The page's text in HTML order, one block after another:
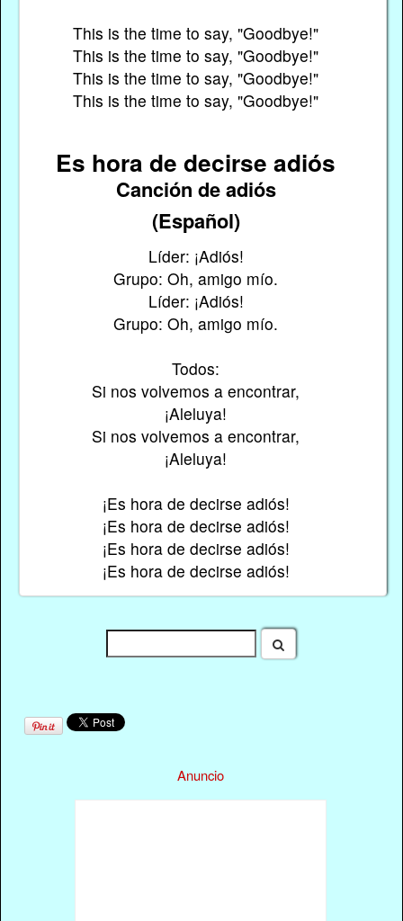
This is the time to say, "Goodbye!"
This is the time to say, "Goodbye!"
This is the time to say, "Goodbye!"
This is the time to say, "Goodbye!"
Es hora de decirse adiós
Canción de adiós
(Español)
Líder: ¡Adiós!
Grupo: Oh, amigo mío.
Líder: ¡Adiós!
Grupo: Oh, amigo mío.
Todos:
Si nos volvemos a encontrar,
¡Aleluya!
Si nos volvemos a encontrar,
¡Aleluya!
¡Es hora de decirse adiós!
¡Es hora de decirse adiós!
¡Es hora de decirse adiós!
¡Es hora de decirse adiós!
Anuncio